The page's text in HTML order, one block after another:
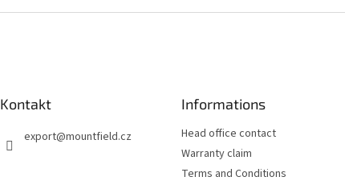
Kontakt
export@mountfield.cz
Informations
Head office contact
Warranty claim
Terms and Conditions